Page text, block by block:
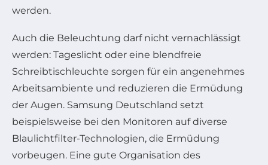
werden.
Auch die Beleuchtung darf nicht vernachlässigt
werden: Tageslicht oder eine blendfreie
Schreibtischleuchte sorgen für ein angenehmes
Arbeitsambiente und reduzieren die Ermüdung
der Augen. Samsung Deutschland setzt
beispielsweise bei den Monitoren auf diverse
Blaulichtfilter-Technologien, die Ermüdung
vorbeugen. Eine gute Organisation des